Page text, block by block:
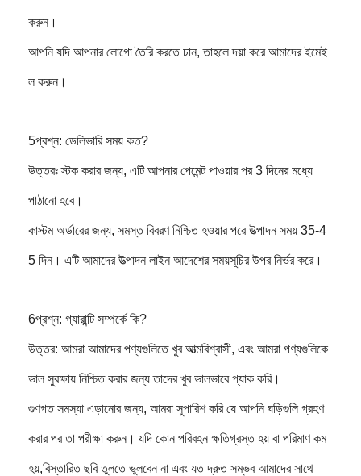
করুন।
আপনি যদি আপনার লোগো তৈরি করতে চান, তাহলে দয়া করে আমাদের ইমেই
ল করুন।
5প্রশ্ন: ডেলিভারি সময় কত?
উত্তরঃ স্টক করার জন্য, এটি আপনার পেমেন্ট পাওয়ার পর 3 দিনের মধ্যে
পাঠানো হবে।
কাস্টম অর্ডারের জন্য, সমস্ত বিবরণ নিশ্চিত হওয়ার পরে উত্পাদন সময় 35-4
5 দিন। এটি আমাদের উত্পাদন লাইন আদেশের সময়সূচির উপর নির্ভর করে।
6প্রশ্ন: গ্যারান্টি সম্পর্কে কি?
উত্তর: আমরা আমাদের পণ্যগুলিতে খুব আত্মবিশ্বাসী, এবং আমরা পণ্যগুলিকে
ভাল সুরক্ষায় নিশ্চিত করার জন্য তাদের খুব ভালভাবে প্যাক করি।
গুণগত সমস্যা এড়ানোর জন্য, আমরা সুপারিশ করি যে আপনি ঘড়িগুলি গ্রহণ
করার পর তা পরীক্ষা করুন। যদি কোন পরিবহন ক্ষতিগ্রস্ত হয় বা পরিমাণ কম
হয়,বিস্তারিত ছবি তুলতে ভুলবেন না এবং যত দ্রুত সম্ভব আমাদের সাথে